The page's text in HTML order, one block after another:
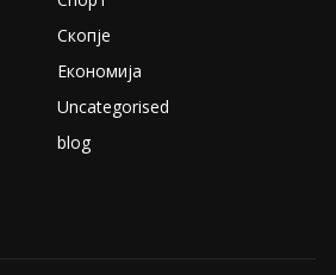
Скопје
Економија
Uncategorised
blog